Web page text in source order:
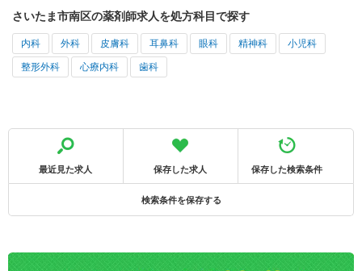
さいたま市南区の薬剤師求人を処方科目で探す
内科 外科 皮膚科 耳鼻科 眼科 精神科 小児科
整形外科 心療内科 歯科
最近見た求人 保存した求人 保存した検索条件
検索条件を保存する